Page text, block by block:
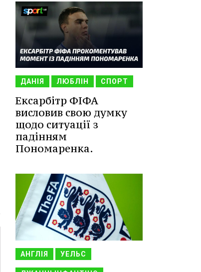
ДАНІЯ ЛЮБЛІН СПОРТ
Ексарбітр ФІФА
висловив свою думку
щодо ситуації з
падінням
Пономаренка.
АНГЛІЯ УЕЛЬС